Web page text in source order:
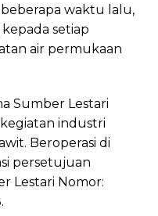
waktu lalu,
setiap
air permukaan
Sumber Lestari
industri
Beroperasi di
persetujuan
Lestari Nomor: